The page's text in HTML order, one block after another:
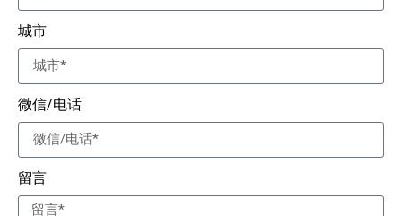
城市
微信/电话
留言